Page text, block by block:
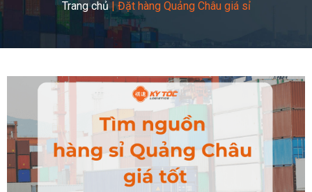
Trang chủ|Đặt hàng Quảng Châu giá sỉ